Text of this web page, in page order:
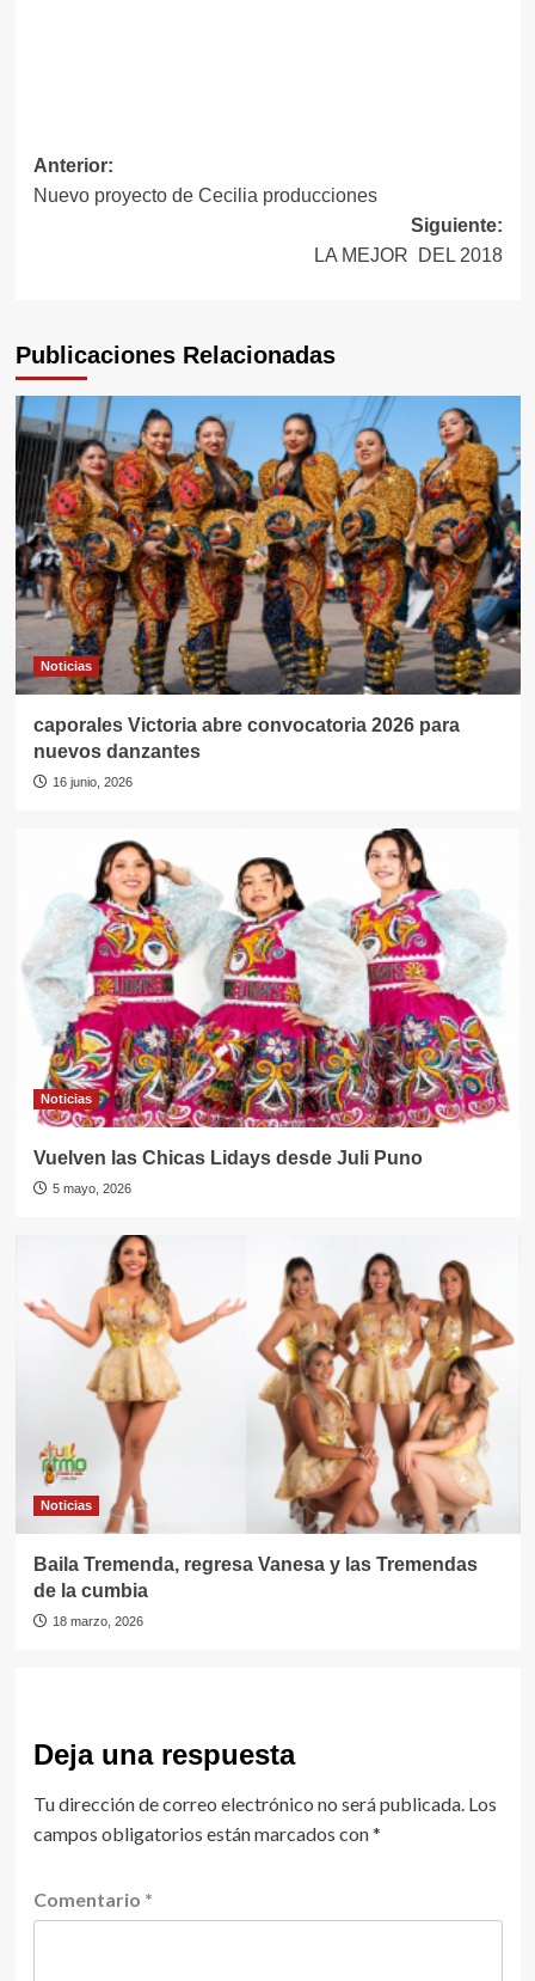
Navegación
de
Anterior:
Nuevo proyecto de Cecilia producciones
Siguiente:
LA MEJOR DEL 2018
Publicaciones Relacionadas
Noticias
caporales Victoria abre convocatoria 2026 para
nuevos danzantes
16 junio, 2026
Noticias
Vuelven las Chicas Lidays desde Juli Puno
5 mayo, 2026
Noticias
Baila Tremenda, regresa Vanesa y las Tremendas
de la cumbia
18 marzo, 2026
Deja una respuesta
Tu dirección de correo electrónico no será publicada. Los
campos obligatorios están marcados con*
Comentario *